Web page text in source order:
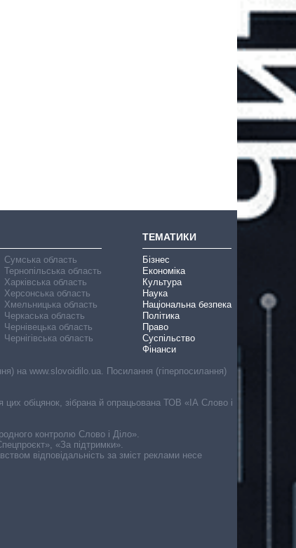
Сумська область
Тернопільська область
Харківська область
Херсонська область
Хмельницька область
Черкаська область
Чернівецька область
Чернігівська область
ТЕМАТИКИ
Бізнес
Економіка
Культура
Наука
Національна безпека
Політика
Право
Суспільство
Фінанси
на www.slovoidilo.ua. Посилання (гіперпосилання)
цих обіцянок, зібрана й опрацьована ТОВ «ІА Слово і
контролю Слово і Діло».
«За підтримки».
відповідальність за зміст реклами несе